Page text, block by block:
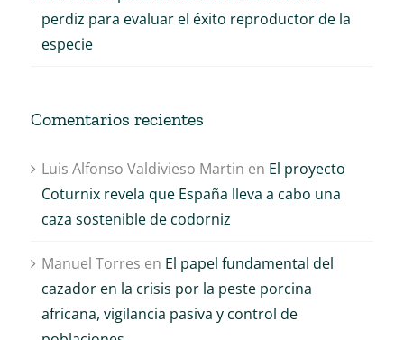
perdiz para evaluar el éxito reproductor de la
especie
Comentarios recientes
Luis Alfonso Valdivieso Martin en El proyecto
Coturnix revela que España lleva a cabo una
caza sostenible de codorniz
Manuel Torres en El papel fundamental del
cazador en la crisis por la peste porcina
africana, vigilancia pasiva y control de